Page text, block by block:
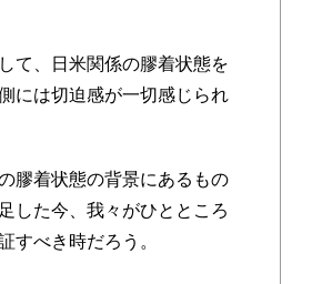
て、日米関係の膠着状態を
には切迫感が一切感じられ
膠着状態の背景にあるもの
した今、我々がひとところ
すべき時だろう。